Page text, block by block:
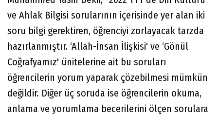
ve Ahlak Bilgisi sorularının içerisinde yer alan iki
soru bilgi gerektiren, öğrenciyi zorlayacak tarzda
hazırlanmıştır. ‘Allah-İnsan İlişkisi' ve ‘Gönül
Coğrafyamız' ünitelerine ait bu soruları
öğrencilerin yorum yaparak çözebilmesi mümkün
değildir. Diğer üç soruda ise öğrencilerin okuma,
anlama ve yorumlama becerilerini ölçen sorulara